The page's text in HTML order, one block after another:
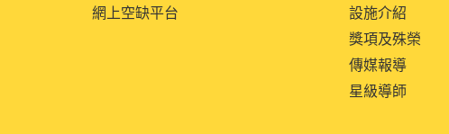
網上空缺平台
設施介紹
獎項及殊榮
傳媒報導
星級導師